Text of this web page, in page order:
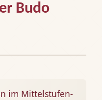
Budo
im Mittelstufen-